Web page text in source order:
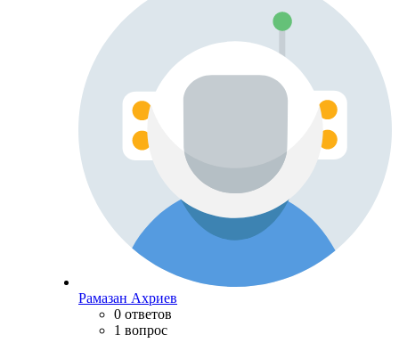
Рамазан Ахриев
0 ответов
1 вопрос